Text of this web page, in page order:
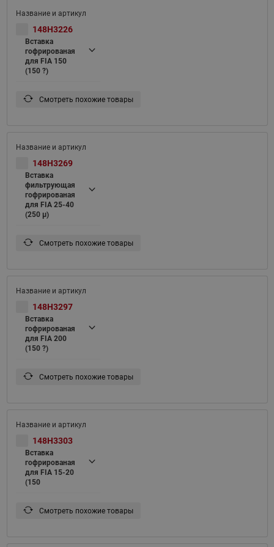
148H3226
Вставка
гофрированая
для FIA 150
(150 ?)
Смотреть похожие товары
148H3269
Вставка
фильтрующая
гофрированая
для FIA 25-40
(250 μ)
Смотреть похожие товары
148H3297
Вставка
гофрированая
для FIA 200
(150 ?)
Смотреть похожие товары
148H3303
Вставка
гофрированая
для FIA 15-20
(150
Смотреть похожие товары